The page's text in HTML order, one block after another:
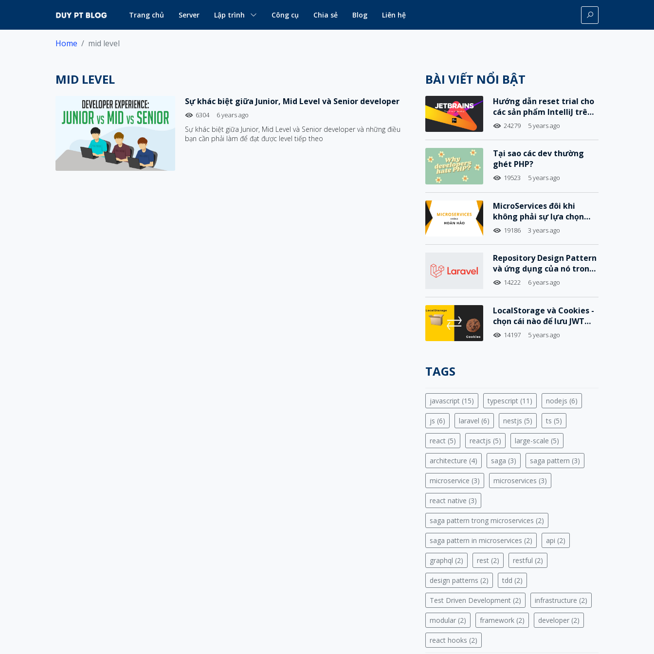
Trang chủ Server Lập trình Công cụ Chia sẻ Blog Liên hệ
Home mid level
MID LEVEL
Sự khác biệt giữa Junior, Mid Level và Senior developer
6304 6 years ago
Sự khác biệt giữa Junior, Mid Level và Senior developer và những điều
bạn cần phải làm để đạt được level tiếp theo
BÀI VIẾT NỔI BẬT
Hướng dẫn reset trial cho
các sản phẩm IntelliJ trên
MacOS
24279 5 years ago
Tại sao các dev thường
ghét PHP?
19523 5 years ago
MicroServices đôi khi
không phải sự lựa chọn
hoàn hảo
19186 3 years ago
Repository Design Pattern
và ứng dụng của nó trong
Laravel
14222 6 years ago
LocalStorage và Cookies -
chọn cái nào để lưu JWT
Tokens hiệu quả và an
14197 5 years ago
TAGS
javascript (15) typescript (11) nodejs (6)
js (6) laravel (6) nestjs (5) ts (5)
react (5) reactjs (5) large-scale (5)
architecture (4) saga (3) saga pattern (3)
microservice (3) microservices (3)
react native (3)
saga pattern trong microservices (2)
saga pattern in microservices (2) api (2)
graphql (2) rest (2) restful (2)
design patterns (2) tdd (2)
Test Driven Development (2) infrastructure (2)
modular (2) framework (2) developer (2)
react hooks (2)